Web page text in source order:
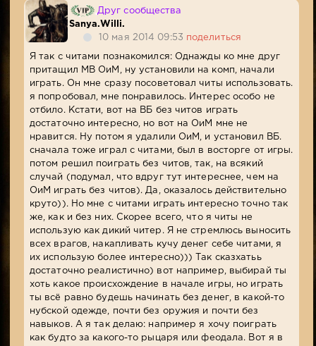
Друг сообщества
Sanya.Willi.
10 мая 2014 09:53 поделиться
Я так с читами познакомился: Однажды ко мне друг
притащил MB ОиМ, ну установили на комп, начали
играть. Он мне сразу посоветовал читы использовать.
я попробовал, мне понравилось. Интерес особо не
отбило. Кстати, вот на ВБ без читов играть
достаточно интересно, но вот на ОиМ мне не
нравится. Ну потом я удалили ОиМ, и установил ВБ.
сначала тоже играл с читами, был в восторге от игры.
потом решил поиграть без читов, так, на всякий
случай (подумал, что вдруг тут интереснее, чем на
ОиМ играть без читов). Да, оказалось действительно
круто)). Но мне с читами играть интересно точно так
же, как и без них. Скорее всего, что я читы не
использую как дикий читер. Я не стремлюсь выносить
всех врагов, накапливать кучу денег себе читами, я
их использую более интересно))) Так сказхатьь
достаточно реалистично) вот например, выбирай ты
хоть какое происхождение в начале игры, но играть
ты всё равно будешь начинать без денег, в какой-то
нубской одежде, почти без оружия и почти без
навыков. А я так делаю: например я хочу поиграть
как будто за какого-то рыцаря или феодала. Вот я в